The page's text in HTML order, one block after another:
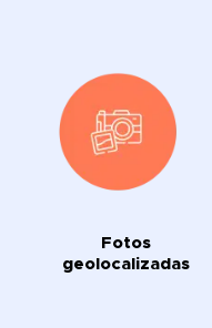
Fotos
geolocalizadas